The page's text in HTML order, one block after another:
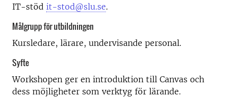
IT-stöd it-stod@slu.se.
Målgrupp för utbildningen
Kursledare, lärare, undervisande personal.
Syfte
Workshopen ger en introduktion till Canvas och
dess möjligheter som verktyg för lärande.